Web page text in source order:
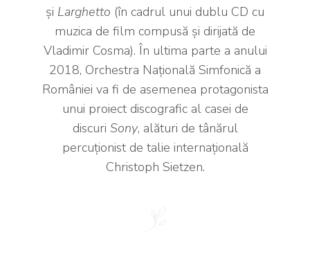
și Larghetto (în cadrul unui dublu CD cu
muzica de film compusă și dirijată de
Vladimir Cosma). În ultima parte a anului
2018, Orchestra Națională Simfonică a
României va fi de asemenea protagonista
unui proiect discografic al casei de
discuri Sony, alături de tânărul
percuționist de talie internațională
Christoph Sietzen.